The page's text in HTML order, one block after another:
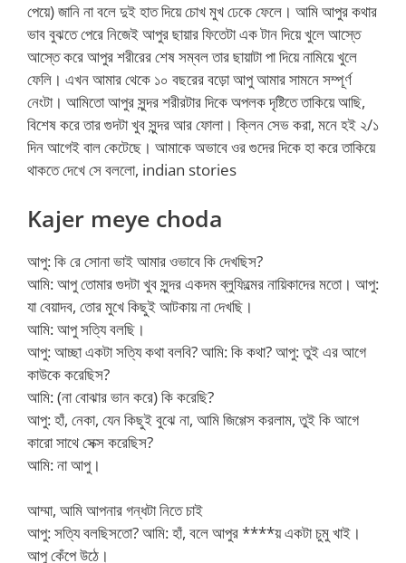
পেয়ে) জানি না বলে দুই হাত দিয়ে চোখ মুখ ঢেকে ফেলে। আমি আপুর কথার
ভাব বুঝতে পেরে নিজেই আপুর ছায়ার ফিতেটা এক টান দিয়ে খুলে আস্তে
আস্তে করে আপুর শরীরের শেষ সম্বল তার ছায়াটা পা দিয়ে নামিয়ে খুলে
ফেলি। এখন আমার থেকে ১০ বছরের বড়ো আপু আমার সামনে সম্পূর্ণ
নেংটা। আমিতো আপুর সুন্দর শরীরটার দিকে অপলক দৃষ্টিতে তাকিয়ে আছি,
বিশেষ করে তার গুদটা খুব সুন্দর আর ফোলা। ক্লিন সেভ করা, মনে হই ২/১
দিন আগেই বাল কেটেছে। আমাকে অভাবে ওর গুদের দিকে হা করে তাকিয়ে
থাকতে দেখে সে বললো, indian stories
Kajer meye choda
আপু: কি রে সোনা ভাই আমার ওভাবে কি দেখছিস?
আমি: আপু তোমার গুদটা খুব সুন্দর একদম ব্লুফিল্মের নায়িকাদের মতো। আপু:
যা বেয়াদব, তোর মুখে কিছুই আটকায় না দেখছি।
আমি: আপু সত্যি বলছি।
আপু: আচ্ছা একটা সত্যি কথা বলবি? আমি: কি কথা? আপু: তুই এর আগে
কাউকে করেছিস?
আমি: (না বোঝার ভান করে) কি করেছি?
আপু: হাঁ, নেকা, যেন কিছুই বুঝে না, আমি জিগ্গেস করলাম, তুই কি আগে
কারো সাথে সেক্স করেছিস?
আমি: না আপু।
আম্মা, আমি আপনার গন্ধটা নিতে চাই
আপু: সত্যি বলছিসতো? আমি: হাঁ, বলে আপুর ****য় একটা চুমু খাই।
আপু কেঁপে উঠে।